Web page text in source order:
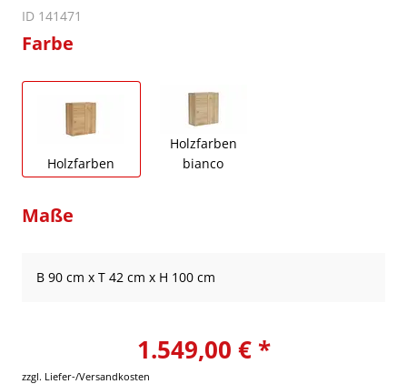
ID 141471
Farbe
Holzfarben
Holzfarben
bianco
Maße
B 90 cm x T 42 cm x H 100 cm
1.549,00 € *
zzgl. Liefer-/Versandkosten